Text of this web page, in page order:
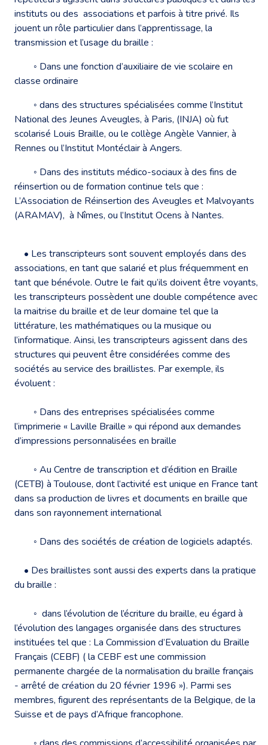
instituts ou des associations et parfois à titre privé. Ils
jouent un rôle particulier dans l’apprentissage, la
transmission et l’usage du braille :
◦ Dans une fonction d’auxiliaire de vie scolaire en
classe ordinaire
◦ dans des structures spécialisées comme l’Institut
National des Jeunes Aveugles, à Paris, (INJA) où fut
scolarisé Louis Braille, ou le collège Angèle Vannier, à
Rennes ou l’Institut Montéclair à Angers.
◦ Dans des instituts médico-sociaux à des fins de
réinsertion ou de formation continue tels que :
L’Association de Réinsertion des Aveugles et Malvoyants
(ARAMAV), à Nîmes, ou l’Institut Ocens à Nantes.
• Les transcripteurs sont souvent employés dans des
associations, en tant que salarié et plus fréquemment en
tant que bénévole. Outre le fait qu’ils doivent être voyants,
les transcripteurs possèdent une double compétence avec
la maitrise du braille et de leur domaine tel que la
littérature, les mathématiques ou la musique ou
l’informatique. Ainsi, les transcripteurs agissent dans des
structures qui peuvent être considérées comme des
sociétés au service des braillistes. Par exemple, ils
évoluent :
◦ Dans des entreprises spécialisées comme
l’imprimerie « Laville Braille » qui répond aux demandes
d’impressions personnalisées en braille
◦ Au Centre de transcription et d’édition en Braille
(CETB) à Toulouse, dont l’activité est unique en France tant
dans sa production de livres et documents en braille que
dans son rayonnement international
◦ Dans des sociétés de création de logiciels adaptés.
• Des braillistes sont aussi des experts dans la pratique
du braille :
◦ dans l’évolution de l’écriture du braille, eu égard à
l’évolution des langages organisée dans des structures
instituées tel que : La Commission d’Evaluation du Braille
Français (CEBF) ( la CEBF est une commission
permanente chargée de la normalisation du braille français
- arrêté de création du 20 février 1996 »). Parmi ses
membres, figurent des représentants de la Belgique, de la
Suisse et de pays d’Afrique francophone.